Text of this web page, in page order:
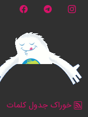
خوراک جدول کلمات